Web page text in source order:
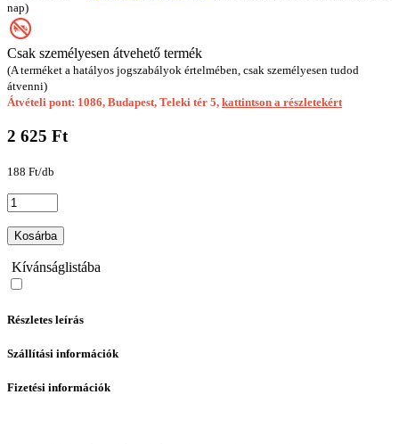
nap)
Csak személyesen átvehető termék
(A terméket a hatályos jogszabályok értelmében, csak személyesen tudod
átvenni)
Átvételi pont: 1086, Budapest, Teleki tér 5, kattintson a részletekért
2 625 Ft
188 Ft/db
Kosárba
Kívánságlistába
Részletes leírás
Szállítási információk
Fizetési információk